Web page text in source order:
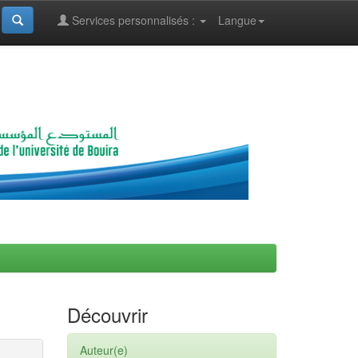
Langue
Services personnalisés :
Découvrir
Auteur(e)